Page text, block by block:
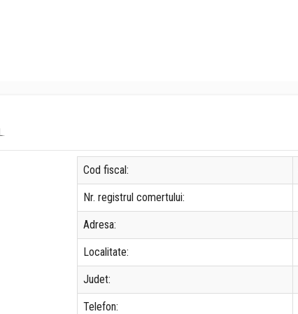
Cod fiscal:
Nr. registrul comertului:
Adresa:
Localitate:
Judet:
Telefon: